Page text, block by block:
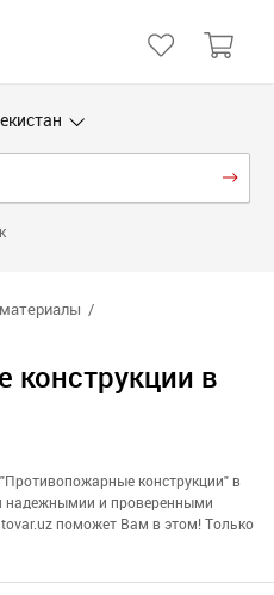
в
конструкции" в
надежнымии и проверенными
поможет Вам в этом! Только